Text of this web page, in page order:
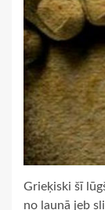
Grieķiski šī
no ļaunā jeb